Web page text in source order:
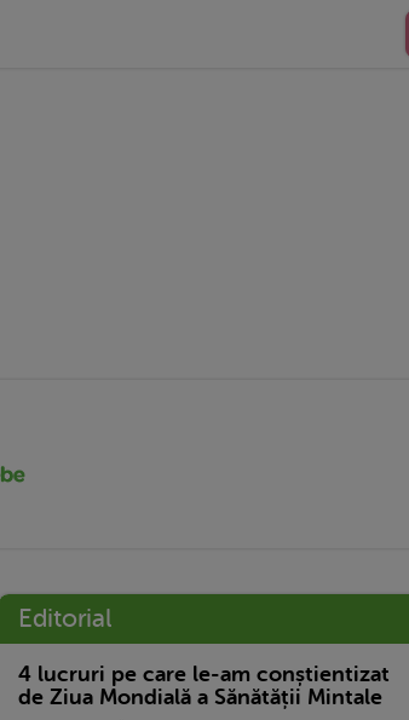
Editorial
4 lucruri pe care le-am conștientizat
de Ziua Mondială a Sănătății Mintale